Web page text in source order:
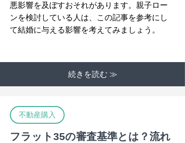
悪影響を及ぼすおそれがあります。親子ロー
ンを検討している人は、この記事を参考にし
て結婚に与える影響を考えてみましょう。
続きを読む ≫
不動産購入
フラット35の審査基準とは？流れ